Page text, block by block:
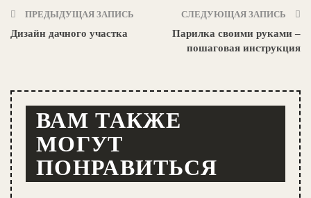
ПРЕДЫДУЩАЯ ЗАПИСЬ
Дизайн дачного участка
СЛЕДУЮЩАЯ ЗАПИСЬ
Парилка своими руками –
пошаговая инструкция
ВАМ ТАКЖЕ
МОГУТ
ПОНРАВИТЬСЯ